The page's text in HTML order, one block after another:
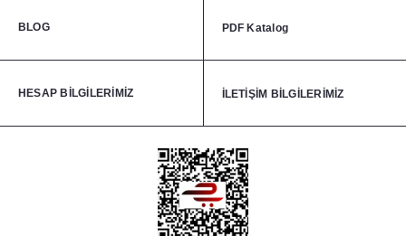
BLOG PDF Katalog
HESAP BİLGİLERİMİZ İLETİŞİM BİLGİLERİMİZ